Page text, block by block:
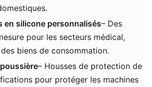
en silicone personnalisés– Des
pour les secteurs médical,
biens de consommation.
– Housses de protection de
pour protéger les machines